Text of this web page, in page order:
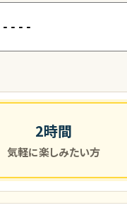
2時間
気軽に楽しみたい方